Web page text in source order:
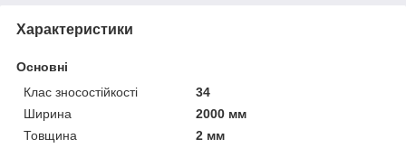
Характеристики
Основні
Клас зносостійкості
34
Ширина
2000 мм
Товщина
2 мм